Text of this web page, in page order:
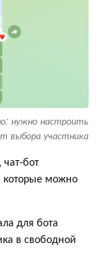
нужно настроить
выбора участника
чат-бот
которые можно
для бота
в свободной